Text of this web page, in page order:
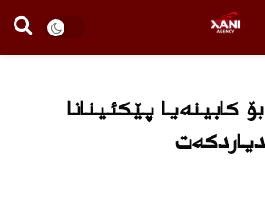
پێكئینانا